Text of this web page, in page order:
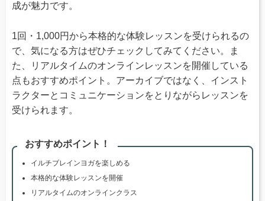
成が魅力です。
1回・1,000円から本格的な体験レッスンを受けられるの
で、気になる方はぜひチェックしてみてください。ま
た、リアルタイムのオンラインレッスンを開催している
点もおすすめポイント。アーカイブではなく、インスト
ラクターとコミュニケーションをとりながらレッスンを
受けられます。
おすすめポイント！
イルチブレインヨガを楽しめる
本格的な体験レッスンを開催
リアルタイムのオンラインクラス